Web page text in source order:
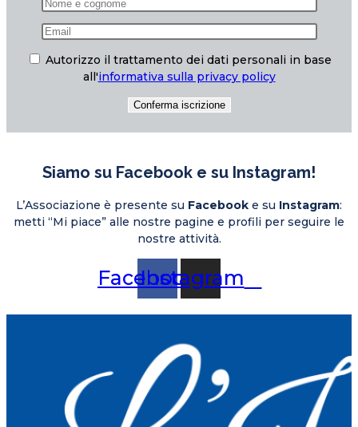
Autorizzo il trattamento dei dati personali in base
all'informativa sulla privacy policy
Siamo su Facebook e su Instagram!
L’Associazione è presente su Facebook e su Instagram:
metti “Mi piace” alle nostre pagine e profili per seguire le
nostre attività.
Facebook
Instagram